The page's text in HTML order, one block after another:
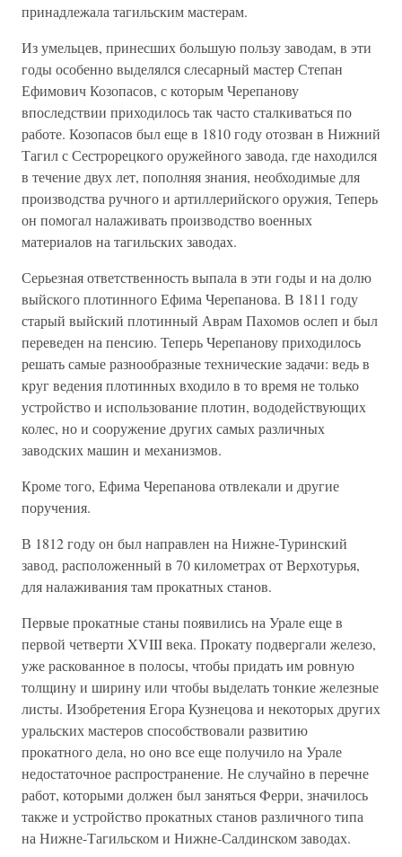
принадлежала тагильским мастерам.
Из умельцев, принесших большую пользу заводам, в эти
годы особенно выделялся слесарный мастер Степан
Ефимович Козопасов, с которым Черепанову
впоследствии приходилось так часто сталкиваться по
работе. Козопасов был еще в 1810 году отозван в Нижний
Тагил с Сестрорецкого оружейного завода, где находился
в течение двух лет, пополняя знания, необходимые для
производства ручного и артиллерийского оружия, Теперь
он помогал налаживать производство военных
материалов на тагильских заводах.
Серьезная ответственность выпала в эти годы и на долю
выйского плотинного Ефима Черепанова. В 1811 году
старый выйский плотинный Аврам Пахомов ослеп и был
переведен на пенсию. Теперь Черепанову приходилось
решать самые разнообразные технические задачи: ведь в
круг ведения плотинных входило в то время не только
устройство и использование плотин, вододействующих
колес, но и сооружение других самых различных
заводских машин и механизмов.
Кроме того, Ефима Черепанова отвлекали и другие
поручения.
В 1812 году он был направлен на Нижне-Туринский
завод, расположенный в 70 километрах от Верхотурья,
для налаживания там прокатных станов.
Первые прокатные станы появились на Урале еще в
первой четверти XVIII века. Прокату подвергали железо,
уже раскованное в полосы, чтобы придать им ровную
толщину и ширину или чтобы выделать тонкие железные
листы. Изобретения Егора Кузнецова и некоторых других
уральских мастеров способствовали развитию
прокатного дела, но оно все еще получило на Урале
недостаточное распространение. Не случайно в перечне
работ, которыми должен был заняться Ферри, значилось
также и устройство прокатных станов различного типа
на Нижне-Тагильском и Нижне-Салдинском заводах.